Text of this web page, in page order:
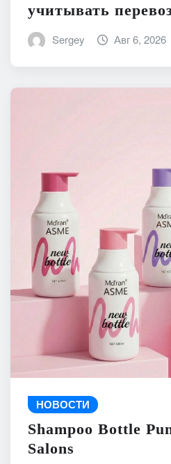
учитывать
Sergey Авг 6, 2026
НОВОСТИ
Shampoo Bottle
Salons